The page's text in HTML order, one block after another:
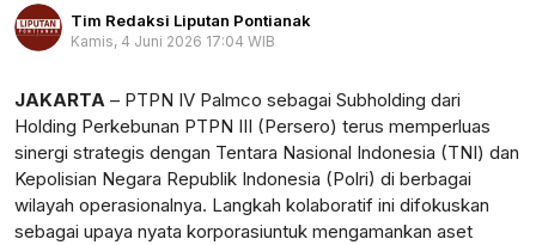
Tim Redaksi Liputan Pontianak
Kamis, 4 Juni 2026 17:04 WIB
JAKARTA – PTPN IV Palmco sebagai Subholding dari
Holding Perkebunan PTPN III (Persero) terus memperluas
sinergi strategis dengan Tentara Nasional Indonesia (TNI) dan
Kepolisian Negara Republik Indonesia (Polri) di berbagai
wilayah operasionalnya. Langkah kolaboratif ini difokuskan
sebagai upaya nyata korporasiuntuk mengamankan aset